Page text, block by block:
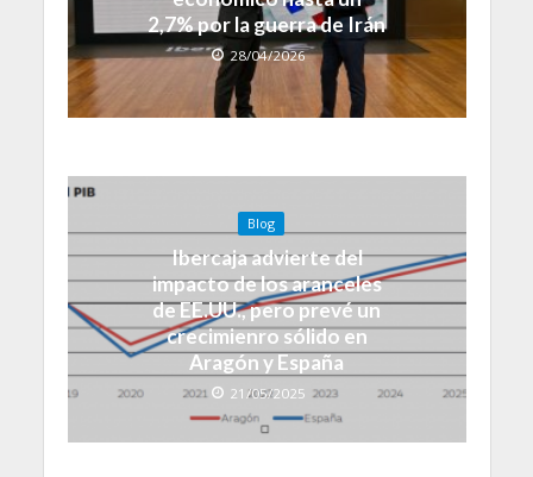
2,7% por la guerra de Irán
28/04/2026
Blog
Ibercaja advierte del
impacto de los aranceles
de EE.UU., pero prevé un
crecimienro sólido en
Aragón y España
21/05/2025